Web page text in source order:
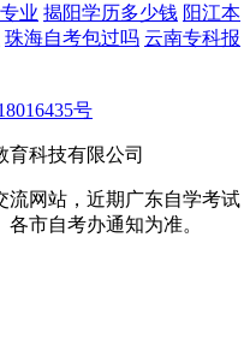
业 揭阳学历多少钱 阳江本
珠海自考包过吗 云南专科报
号
育科技有限公司
流网站，近期广东自学考试
市自考办通知为准。